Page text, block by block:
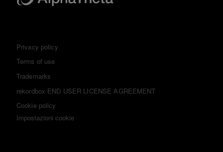
Privacy policy
Terms of use
Trademarks
rekordbox END USER LICENSE AGREEMENT
Cookie policy
Impostazioni cookie